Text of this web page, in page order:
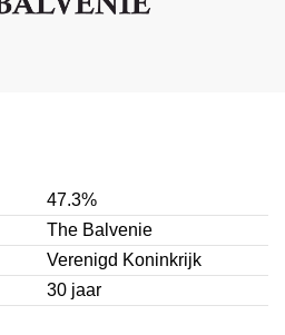
47.3%
The Balvenie
Verenigd Koninkrijk
30 jaar